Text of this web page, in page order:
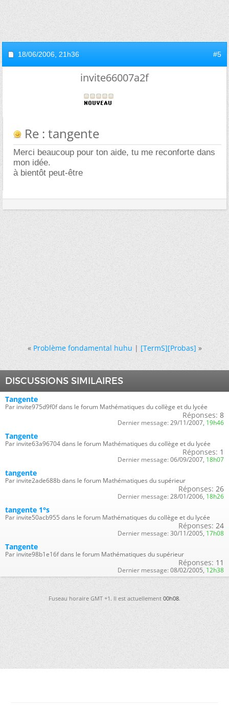
18/06/2006, 21h36 #5
invite66007a2f
Re : tangente
Merci beaucoup pour ton aide, tu me reconforte dans
mon idée.
à bientôt peut-être
« Problème fondamental huhu|[TermS][Probas] »
DISCUSSIONS SIMILAIRES
Tangente
Par invite975d9f0f dans le forum Mathématiques du collège et du lycée
Réponses: 8
Dernier message: 29/11/2007, 19h46
Tangente
Par invite63a96704 dans le forum Mathématiques du collège et du lycée
Réponses: 1
Dernier message: 06/09/2007, 18h07
tangente
Par invite2ade688b dans le forum Mathématiques du supérieur
Réponses: 26
Dernier message: 28/01/2006, 18h26
tangente 1°s
Par invite50acb955 dans le forum Mathématiques du collège et du lycée
Réponses: 24
Dernier message: 30/11/2005, 17h08
Tangente
Par invite98b1e16f dans le forum Mathématiques du supérieur
Réponses: 11
Dernier message: 08/02/2005, 12h38
Fuseau horaire GMT +1. Il est actuellement00h08.